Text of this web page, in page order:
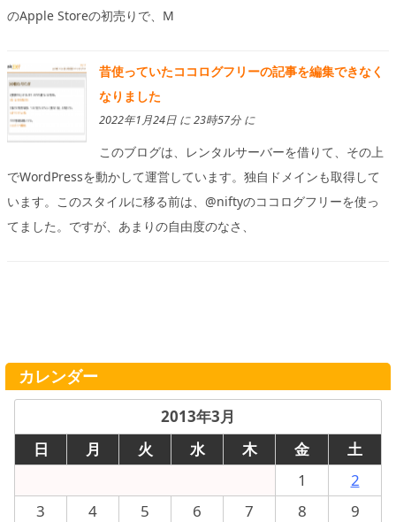
のApple Storeの初売りで、M
昔使っていたココログフリーの記事を編集できなく
なりました
2022年1月24日 に 23時57分 に
このブログは、レンタルサーバーを借りて、その上
でWordPressを動かして運営しています。独自ドメインも取得して
います。このスタイルに移る前は、@niftyのココログフリーを使っ
てました。ですが、あまりの自由度のなさ、
カレンダー
2013年3月
日
月 火 水 木 金
土
1
2
3
4 5 6 7 8
9